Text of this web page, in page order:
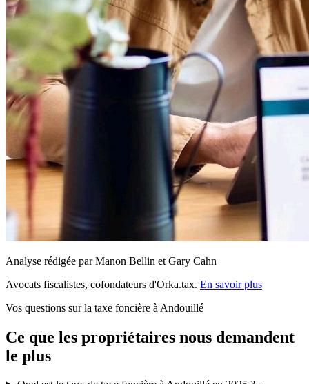
Analyse rédigée par Manon Bellin et Gary Cahn
Avocats fiscalistes, cofondateurs d'Orka.tax. En savoir plus
Vos questions sur la taxe foncière à Andouillé
Ce que les propriétaires nous demandent
le plus